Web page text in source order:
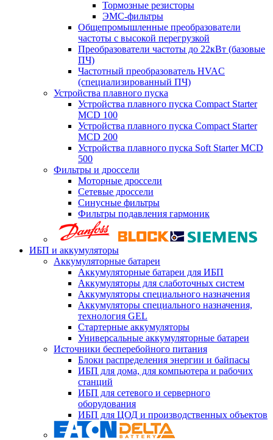
Тормозные резисторы
ЭМС-фильтры
Общепромышленные преобразователи
частоты с высокой перегрузкой
Преобразователи частоты до 22кВт (базовые
ПЧ)
Частотный преобразователь HVAC
(специализированный ПЧ)
Устройства плавного пуска
Устройства плавного пуска Compact Starter
MCD 100
Устройства плавного пуска Compact Starter
MCD 200
Устройства плавного пуска Soft Starter MCD
500
Фильтры и дроссели
Моторные дроссели
Сетевые дроссели
Синусные фильтры
Фильтры подавления гармоник
ИБП и аккумуляторы
Аккумуляторные батареи
Аккумуляторные батареи для ИБП
Аккумуляторы для слаботочных систем
Аккумуляторы специального назначения
Аккумуляторы специального назначения,
технология GEL
Стартерные аккумуляторы
Универсальные аккумуляторные батареи
Источники бесперебойного питания
Блоки распределения энергии и байпасы
ИБП для дома, для компьютера и рабочих
станций
ИБП для сетевого и серверного
оборудования
ИБП для ЦОД и производственных объектов